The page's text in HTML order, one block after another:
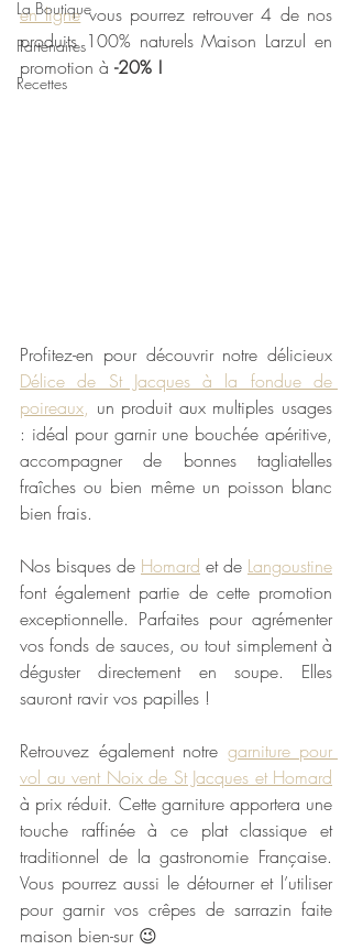
La Boutique
Partenaires
Recettes
en ligne vous pourrez retrouver 4 de nos
produits 100% naturels Maison Larzul en
promotion à -20% !
Délice de St Jacques à la fondue de
poireaux, un produit aux multiples usages
: idéal pour garnir une bouchée apéritive,
accompagner de bonnes tagliatelles
fraîches ou bien même un poisson blanc
bien frais.
Nos bisques de Homard et de Langoustine
font également partie de cette promotion
exceptionnelle. Parfaites pour agrémenter
vos fonds de sauces, ou tout simplement à
déguster directement en soupe. Elles
sauront ravir vos papilles !
Retrouvez également notre garniture pour
vol au vent Noix de St Jacques et Homard
à prix réduit. Cette garniture apportera une
touche raffinée à ce plat classique et
traditionnel de la gastronomie Française.
Vous pourrez aussi le détourner et l’utiliser
pour garnir vos crêpes de sarrazin faite
maison bien-sur 😉